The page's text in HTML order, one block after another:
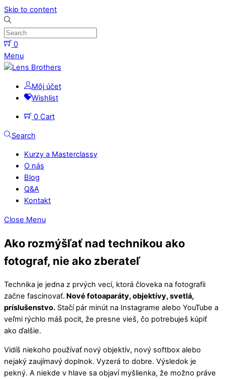
Skip to content
0
Menu
Môj účet
Wishlist
0 Cart
Search
Kurzy a Masterclassy
O nás
Blog
Q&A
Kontakt
Close Menu
Ako rozmýšľať nad technikou ako
fotograf, nie ako zberateľ
Technika je jedna z prvých vecí, ktorá človeka na fotografii
začne fascinovať. Nové fotoaparáty, objektívy, svetlá,
príslušenstvo. Stačí pár minút na Instagrame alebo YouTube a
veľmi rýchlo máš pocit, že presne vieš, čo potrebuješ kúpiť
ako ďalšie.
Vidíš niekoho používať nový objektív, nový softbox alebo
nejaký zaujímavý doplnok. Vyzerá to dobre. Výsledok je
pekný. A niekde v hlave sa objaví myšlienka, že možno práve